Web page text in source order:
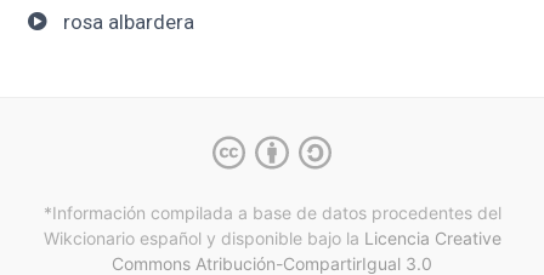
rosa albardera
*Información compilada a base de datos procedentes del
Wikcionario español y disponible bajo la Licencia Creative
Commons Atribución-CompartirIgual 3.0